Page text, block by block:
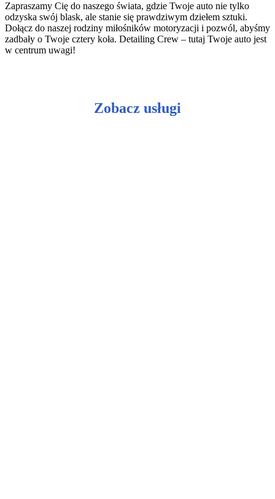
Zapraszamy Cię do naszego świata, gdzie Twoje auto nie tylko
odzyska swój blask, ale stanie się prawdziwym dziełem sztuki.
Dołącz do naszej rodziny miłośników motoryzacji i pozwól, abyśmy
zadbały o Twoje cztery koła. Detailing Crew – tutaj Twoje auto jest
w centrum uwagi!
Zobacz usługi